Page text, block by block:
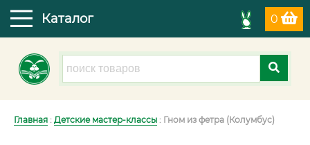
0
Каталог
Главная : Детские мастер-классы : Гном из фетра (Колумбус)